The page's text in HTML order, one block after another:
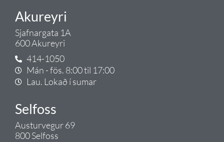
Akureyri
Sjafnargata 1A
600 Akureyri
414-1050
Mán - fös. 8:00 til 17:00
Lau. Lokað í sumar
Selfoss
Austurvegur 69
800 Selfoss